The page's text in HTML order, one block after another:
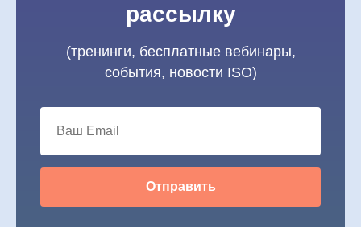
рассылку
(тренинги, бесплатные вебинары,
события, новости ISO)
Отправить